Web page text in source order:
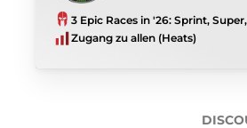
3 Epic Races in '26: Sprint,
Zugang zu allen (Heats)